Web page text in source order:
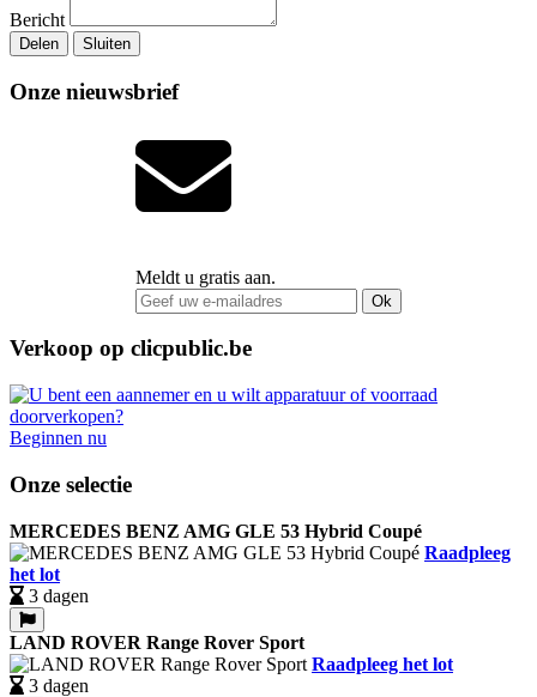
Bericht
Delen Sluiten
Onze nieuwsbrief
Meldt u gratis aan.
Ok
Verkoop op clicpublic.be
Beginnen nu
Onze selectie
MERCEDES BENZ AMG GLE 53 Hybrid Coupé
Raadpleeg
het lot
3 dagen
LAND ROVER Range Rover Sport
Raadpleeg het lot
3 dagen